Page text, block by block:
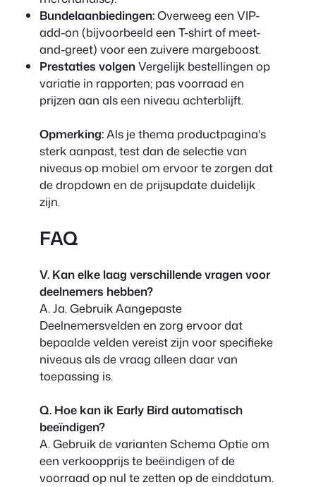
Bundelaanbiedingen:Overweeg een VIP-
add-on (bijvoorbeeld een T-shirt of meet-
and-greet) voor een zuivere margeboost.
Prestaties volgenVergelijk bestellingen op
variatie in rapporten; pas voorraad en
prijzen aan als een niveau achterblijft.
Opmerking:Als je thema productpagina's
sterk aanpast, test dan de selectie van
niveaus op mobiel om ervoor te zorgen dat
de dropdown en de prijsupdate duidelijk
zijn.
FAQ
V. Kan elke laag verschillende vragen voor
deelnemers hebben?
A. Ja. Gebruik Aangepaste
Deelnemersvelden en zorg ervoor dat
bepaalde velden vereist zijn voor specifieke
niveaus als de vraag alleen daar van
toepassing is.
Q. Hoe kan ik Early Bird automatisch
beeïndigen?
A. Gebruik de varianten Schema Optie om
een verkoopprijs te beëindigen of de
voorraad op nul te zetten op de einddatum.